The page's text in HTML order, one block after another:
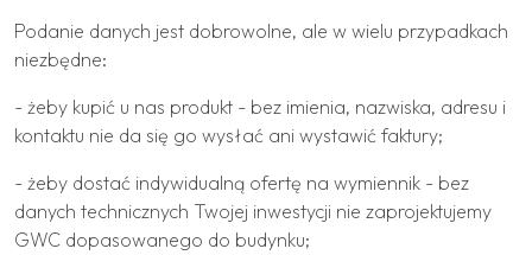
Podanie danych jest dobrowolne, ale w wielu przypadkach
niezbędne:
- żeby kupić u nas produkt - bez imienia, nazwiska, adresu i
kontaktu nie da się go wysłać ani wystawić faktury;
- żeby dostać indywidualną ofertę na wymiennik - bez
danych technicznych Twojej inwestycji nie zaprojektujemy
GWC dopasowanego do budynku;